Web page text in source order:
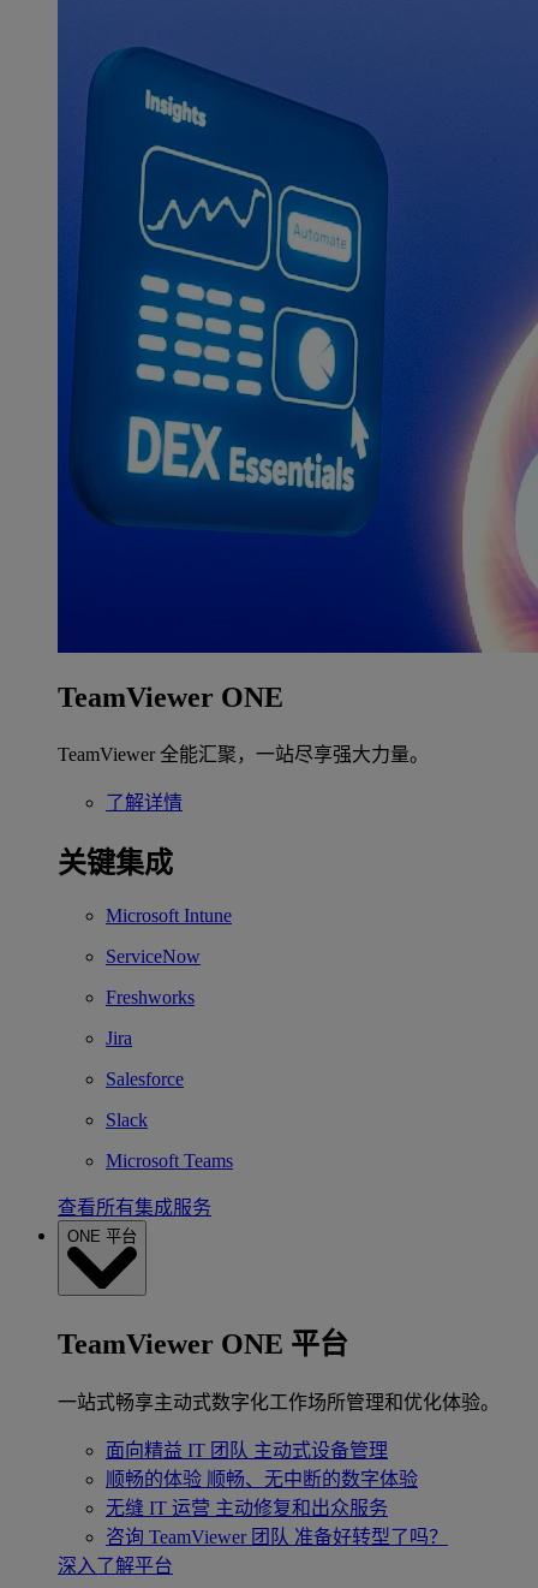
TeamViewer ONE
TeamViewer 全能汇聚，一站尽享强大力量。
了解详情
关键集成
Microsoft Intune
ServiceNow
Freshworks
Jira
Salesforce
Slack
Microsoft Teams
查看所有集成服务
ONE 平台
TeamViewer ONE 平台
一站式畅享主动式数字化工作场所管理和优化体验。
面向精益 IT 团队 主动式设备管理
顺畅的体验 顺畅、无中断的数字体验
无缝 IT 运营 主动修复和出众服务
咨询 TeamViewer 团队 准备好转型了吗？
深入了解平台